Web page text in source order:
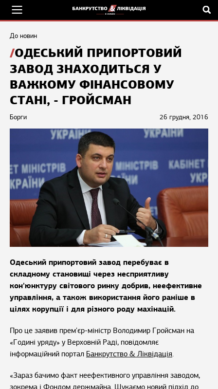
До новин
ОДЕСЬКИЙ ПРИПОРТОВИЙ
ЗАВОД ЗНАХОДИТЬСЯ У
ВАЖКОМУ ФІНАНСОВОМУ
СТАНІ, - ГРОЙСМАН
26 грудня, 2016
Борги
Одеський припортовий завод перебуває в
складному становищі через несприятливу
кон'юнктуру світового ринку добрив, неефективне
управління, а також використання його раніше в
цілях корупції і для різного роду махінацій.
Про це заявив прем'єр-міністр Володимир Гройсман на
«Годині уряду» у Верховній Раді, повідомляє
інформаційний портал Банкрутство & Ліквідація.
«Зараз бачимо факт неефективного управління заводом,